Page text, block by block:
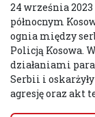
24 września
północnym
ognia między
Policją Kosowa.
działaniami
Serbii i
agresję oraz akt